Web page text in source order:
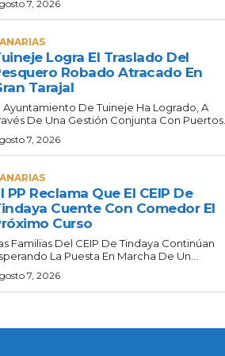
7, 2026
Logra El Traslado Del
Robado Atracado En
Tarajal
Ayuntamiento De Tuineje Ha Logrado, A
De Una Gestión Conjunta Con Puertos...
7, 2026
PP Reclama Que El CEIP De
Cuente Con Comedor El
Curso
Familias Del CEIP De Tindaya Continúan
La Puesta En Marcha De Un...
7, 2026